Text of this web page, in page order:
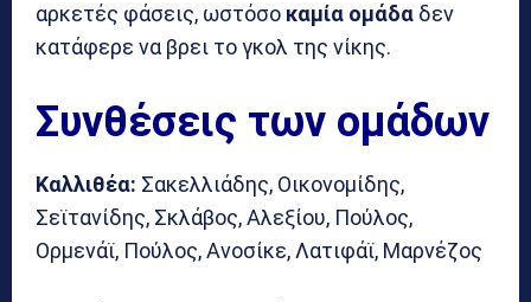
αρκετές φάσεις, ωστόσο καμία ομάδα δεν
κατάφερε να βρει το γκολ της νίκης.
Συνθέσεις των ομάδων
Καλλιθέα: Σακελλιάδης, Οικονομίδης,
Σεϊτανίδης, Σκλάβος, Αλεξίου, Πούλος,
Ορμενάϊ, Πούλος, Ανοσίκε, Λατιφάϊ, Μαρνέζος